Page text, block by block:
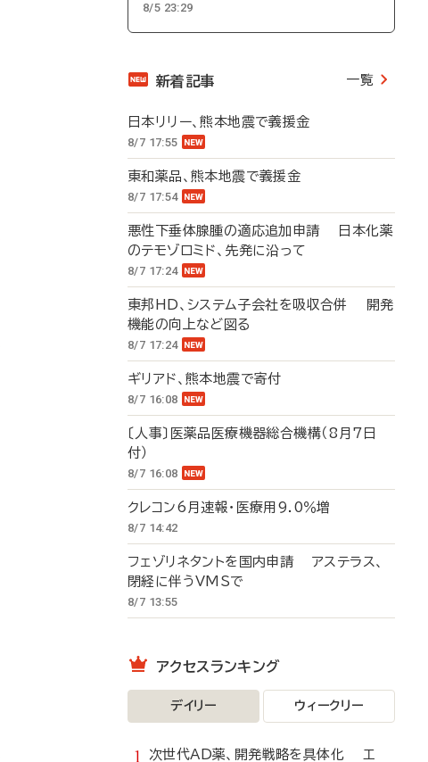
8/5 23:29
新着記事 一覧
日本リリー、熊本地震で義援金
8/7 17:55
東和薬品、熊本地震で義援金
8/7 17:54
悪性下垂体腺腫の適応追加申請 日本化薬
のテモゾロミド、先発に沿って
8/7 17:24
東邦HD、システム子会社を吸収合併 開発
機能の向上など図る
8/7 17:24
ギリアド、熊本地震で寄付
8/7 16:08
〔人事〕医薬品医療機器総合機構（8月7日
付）
8/7 16:08
クレコン6月速報・医療用9.0％増
8/7 14:42
フェゾリネタントを国内申請 アステラス、
閉経に伴うVMSで
8/7 13:55
アクセスランキング
デイリー ウィークリー
次世代AD薬、開発戦略を具体化 エ